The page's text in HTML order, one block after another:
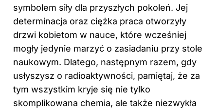
symbolem siły dla przyszłych pokoleń. Jej
determinacja oraz ciężka praca otworzyły
drzwi kobietom w nauce, które wcześniej
mogły jedynie marzyć o zasiadaniu przy stole
naukowym. Dlatego, następnym razem, gdy
usłyszysz o radioaktywności, pamiętaj, że za
tym wszystkim kryje się nie tylko
skomplikowana chemia, ale także niezwykła